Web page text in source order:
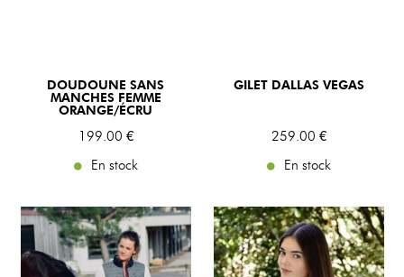
DOUDOUNE SANS
MANCHES FEMME
ORANGE/ÉCRU
199 .00 €
En stock
GILET DALLAS VEGAS
259 .00 €
En stock